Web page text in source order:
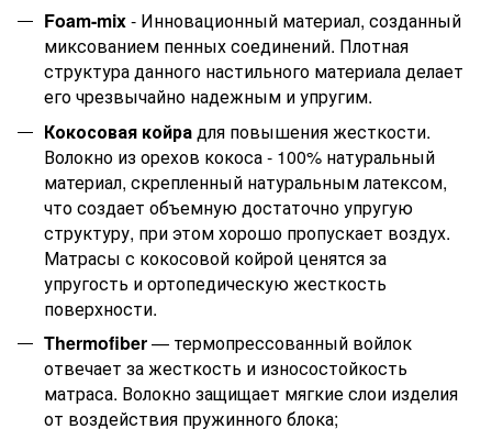
Foam-mix- Инновационный материал, созданный
миксованием пенных соединений. Плотная
структура данного настильного материала делает
его чрезвычайно надежным и упругим.
Кокосовая койра для повышения жесткости.
Волокно из орехов кокоса - 100% натуральный
материал, скрепленный натуральным латексом,
что создает объемную достаточно упругую
структуру, при этом хорошо пропускает воздух.
Матрасы с кокосовой койрой ценятся за
упругость и ортопедическую жесткость
поверхности.
Thermofiber— термопрессованный войлок
отвечает за жесткость и износостойкость
матраса. Волокно защищает мягкие слои изделия
от воздействия пружинного блока;